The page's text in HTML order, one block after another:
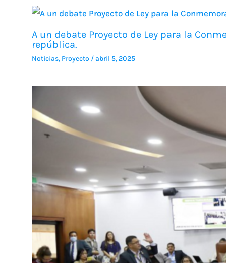
A un debate Proyecto de Ley para la
república.
Noticias, Proyecto /abril 5, 2025